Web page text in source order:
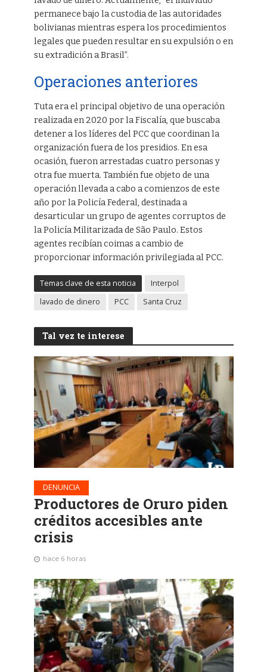
permanece bajo la custodia de las autoridades
bolivianas mientras espera los procedimientos
legales que pueden resultar en su expulsión o en
su extradición a Brasil”.
Operaciones anteriores
Tuta era el principal objetivo de una operación
realizada en 2020 por la Fiscalía, que buscaba
detener a los líderes del PCC que coordinan la
organización fuera de los presidios. En esa
ocasión, fueron arrestadas cuatro personas y
otra fue muerta. También fue objeto de una
operación llevada a cabo a comienzos de este
año por la Policía Federal, destinada a
desarticular un grupo de agentes corruptos de
la Policía Militarizada de São Paulo. Estos
agentes recibían coimas a cambio de
proporcionar información privilegiada al PCC.
Temas clave de esta noticia
Interpol
lavado de dinero
PCC Santa Cruz
Tal vez te interese
DENUNCIA
Productores de Oruro piden
créditos accesibles ante
crisis
hace 6 horas